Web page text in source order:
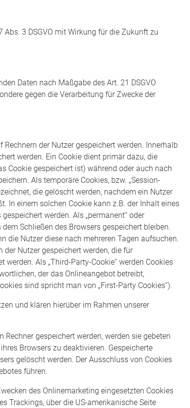
3 DSGVO mit Wirkung für die Zukunft zu
Daten nach Maßgabe des Art. 21 DSGVO
gegen die Verarbeitung für Zwecke der
Rechnern der Nutzer gespeichert werden. Innerhalb
werden. Ein Cookie dient primär dazu, die
Cookie gespeichert ist) während oder auch nach
Als temporäre Cookies, bzw. „Session-
die gelöscht werden, nachdem ein Nutzer
In einem solchen Cookie kann z.B. der Inhalt eines
werden. Als „permanent“ oder
Schließen des Browsers gespeichert bleiben.
die Nutzer diese nach mehreren Tagen aufsuchen.
der Nutzer gespeichert werden, die für
Als „Third-Party-Cookie“ werden Cookies
der das Onlineangebot betreibt,
sind spricht man von „First-Party Cookies“).
und klären hierüber im Rahmen unserer
gespeichert werden, werden sie gebeten
Browsers zu deaktivieren. Gespeicherte
gelöscht werden. Der Ausschluss von Cookies
führen.
des Onlinemarketing eingesetzten Cookies
Trackings, über die US-amerikanische Seite